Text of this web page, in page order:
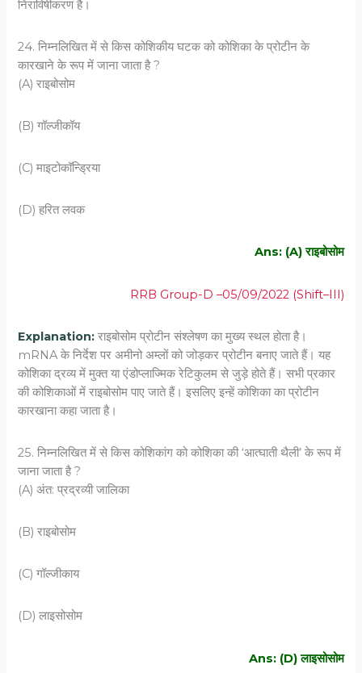
निराविषीकरण है।
24. निम्‍नलिखित में से किस कोशिकीय घटक को कोशिका के प्रोटीन के
कारखाने के रूप में जाना जाता है ?
(A) राइबोसोम
(B) गॉल्‍जीकॉय
(C) माइटोकॉन्ड्रिया
(D) हरित लवक
Ans: (A) राइबोसोम
RRB Group-D –05/09/2022 (Shift–III)
Explanation:राइबोसोम प्रोटीन संश्लेषण का मुख्य स्थल होता है।
mRNA के निर्देश पर अमीनो अम्लों को जोड़कर प्रोटीन बनाए जाते हैं। यह
कोशिका द्रव्य में मुक्त या एंडोप्लाज्मिक रेटिकुलम से जुड़े होते हैं। सभी प्रकार
की कोशिकाओं में राइबोसोम पाए जाते हैं। इसलिए इन्हें कोशिका का प्रोटीन
कारखाना कहा जाता है।
25. निम्‍नलिखित में से किस कोशिकांग को कोशिका की ‘आत्‍घाती थैली’ के रूप में
जाना जाता है ?
(A) अंत: प्रद्रव्‍यी जालिका
(B) राइबोसोम
(C) गॉल्‍जीकाय
(D) लाइसोसोम
Ans: (D) लाइसोसोम